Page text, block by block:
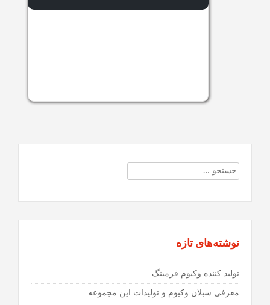
جستجو
برای:
نوشته‌های تازه
تولید کننده وکیوم فرمینگ
معرفی سبلان وکیوم و تولیدات این مجموعه